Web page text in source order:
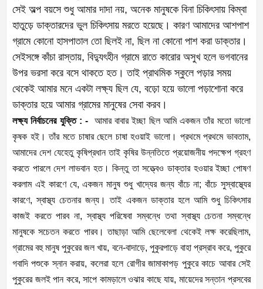
সেই অল্প বয়সে শুধু আমার দাদা নয়, অনেক মানুষকে বিনা চিকিৎসায় কিম্বা
হাতুড়ে ডাক্তারদের ভুল চিকিৎসায় মরতে হয়েছে। কারণ আমাদের আশপাশ
গ্রামে কোনো হাসপাতাল তো ছিলই না, ছিল না কোনো পাশ করা ডাক্তার।
সেইসঙ্গে কাঁচা রাস্তায়, বিদ্যুৎহীন গ্রামে রাতে কারোর অসুখ হলে ভগবানের
উপর ভরসা করে বসে থাকতে হত। তাই প্রাথমিক স্কুলে পড়ার সময়
থেকেই আমার মনে একটা লক্ষ্য ছিল যে, বড়ো হয়ে ভালো পড়াশোনা করে
ডাক্তার হয়ে আমার গ্রামের মানুষের সেবা করব।
লক্ষ্য নির্বাচনের যুক্তি : - আমার বাবার ইচ্ছা ছিল আমি একজন তাঁর মতো ভালো
কৃষক হই। তাঁর মতে চাষার ছেলে চাষা হওয়াই ভালো। প্রথমে প্রথমে ভাবতাম,
আমাদের দেশ যেহেতু কৃষিপ্রধান তাই কৃষির উন্নতিতে প্রয়োজনীয় পদক্ষেপ গ্রহণ
করতে পারলে দেশ লাভবান হত। কিন্তু তা সত্ত্বেও ডাক্তার হওয়ার ইচ্ছা পোষণ
করলাম এই কারণে যে, একজন মানুষ শুধু খাদ্যের জন্য বাঁচে না; বাঁচে সুস্বাস্থ্যের
কারণে, স্বাস্থ্য চেতনার জন্য। তাই একজন ডাক্তার হলে আমি শুধু চিকিৎসার
কাজই করতে পারব না, স্বাস্থ্য পরিষেবা সম্বন্ধে তথা স্বাস্থ্য চেতনা সম্বন্ধে
মানুষকে সচেতন করতে পারব। তাছাড়া আমি ছেলেবেলা থেকেই লক্ষ করেছিলাম,
গ্রামের বহু মানুষ পুকুরের জল খায়, বনে-বাদাড়ে, পুকুরপাড়ে বাহা প্রস্রাব করে, পুকুরে
গবাদি পশুকে স্নান করায়, কলেরা হলে রোগীর জামাকাপড় পুকুরে কাচে আবার সেই
পুকুরের জলই পান করে, সাপে কামড়ালে ওঝার কাছে যায়, মায়েদের সন্তান প্রসবের